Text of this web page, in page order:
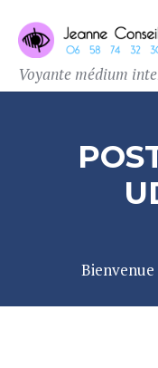
Voyante médium
Bienvenue